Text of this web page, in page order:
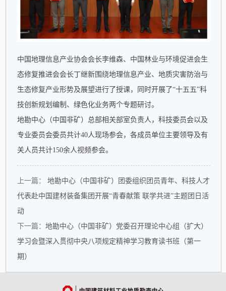
中国地理信息产业协会会长李维森、中国林业与环境促进会生
态修复推进会会长丁继新围绕地理信息产业、地质灾害防治与
生态修复产业形势及展望进行了授课，同时开展了“十五五”科
技创新规划编制、绿色化业务两个专题研讨。
地勘中心（中国非矿）总部相关部室负责人，科技委员会以及
专业委员会委员共计40人现场参会，各成员单位主要领导及有
关人员共计150余人视频参会。
上一篇： 地勘中心（中国非矿）团委组织团员青年、科技人才
代表赴中国建材装备集团开展“青春献策 联学共进”主题团日活
动
下一篇： 地勘中心（中国非矿）党委召开理论中心组（扩大）
学习会暨深入贯彻中央八项规定精神学习教育读书班（第一
期）